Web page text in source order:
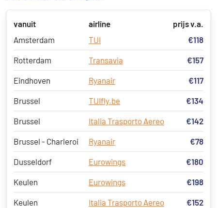
vanuit airline
prijs v.a.
Amsterdam
TUI €118
Rotterdam Transavia €157
Eindhoven Ryanair €117
Brussel TUIfly.be €134
Brussel Italia Trasporto Aereo €142
Brussel - Charleroi Ryanair €78
Dusseldorf Eurowings €180
Keulen Eurowings €198
Keulen Italia Trasporto Aereo €152